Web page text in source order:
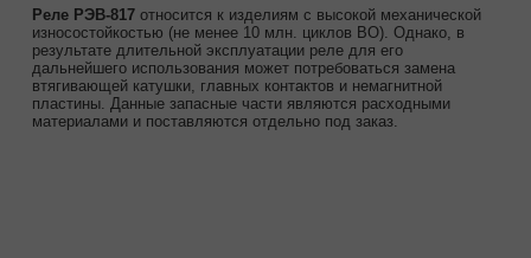
Реле РЭВ-817 относится к изделиям с высокой механической
износостойкостью (не менее 10 млн. циклов ВО). Однако, в
результате длительной эксплуатации реле для его
дальнейшего использования может потребоваться замена
втягивающей катушки, главных контактов и немагнитной
пластины. Данные запасные части являются расходными
материалами и поставляются отдельно под заказ.